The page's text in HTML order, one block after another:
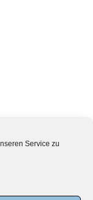
Service zu